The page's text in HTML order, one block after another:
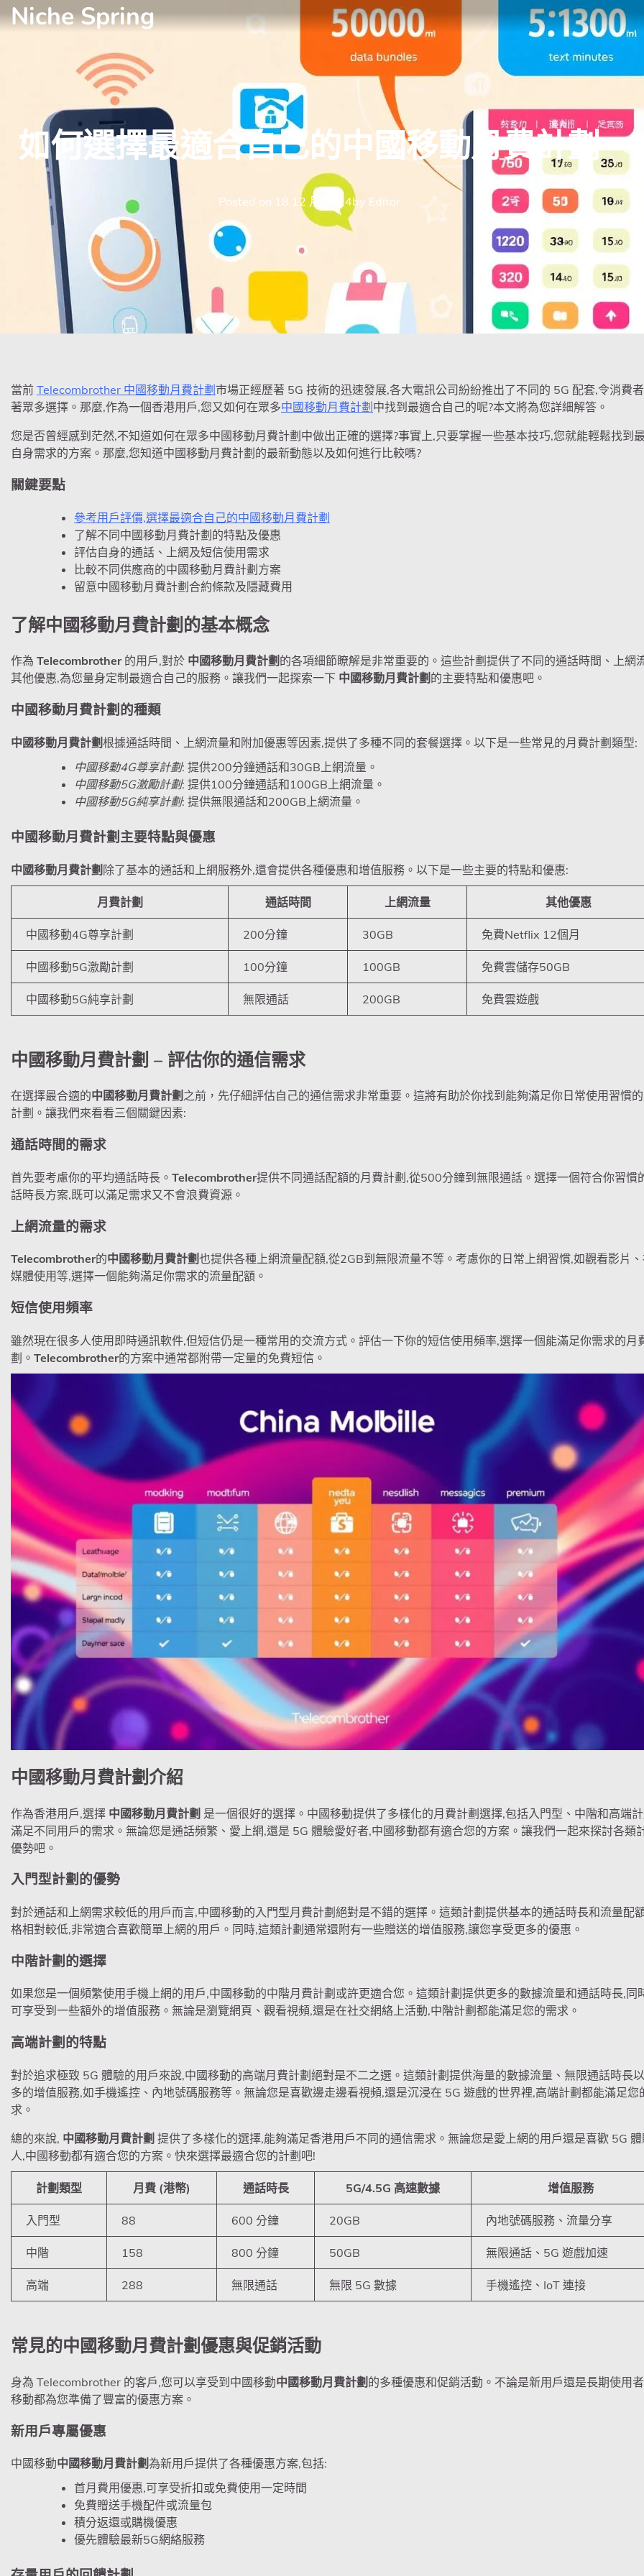
Skip
toNiche Spring
如何選擇最適合自己的中國移動月費計劃
Posted on 18 12 月 2024by Editor
當前 Telecombrother 中國移動月費計劃 市場正經歷著 5G 技術的迅速發展,各大電訊公司紛紛推出了不同的 5G 配套,令消費
著眾多選擇。那麼,作為一個香港用戶,您又如何在眾多中國移動月費計劃 中找到最適合自己的呢?本文將為您詳細解答。
您是否曾經感到茫然,不知道如何在眾多中國移動月費計劃 中做出正確的選擇?事實上,只要掌握一些基本技巧,您就能輕鬆找到
自身需求的方案。那麼,您知道中國移動月費計劃 的最新動態以及如何進行比較嗎?
關鍵要點
參考用戶評價,選擇最適合自己的中國移動月費計劃
了解不同中國移動月費計劃的特點及優惠
評估自身的通話、上網及短信使用需求
比較不同供應商的中國移動月費計劃方案
留意中國移動月費計劃合約條款及隱藏費用
了解中國移動月費計劃的基本概念
作為 Telecombrother的用戶,對於 中國移動月費計劃 的各項細節瞭解是非常重要的。這些計劃提供了不同的通話時間、上網
其他優惠,為您量身定制最適合自己的服務。讓我們一起探索一下 中國移動月費計劃 的主要特點和優惠吧。
中國移動月費計劃的種類
中國移動月費計劃根據通話時間、上網流量和附加優惠等因素,提供了多種不同的套餐選擇。以下是一些常見的月費計劃類型:
中國移動4G尊享計劃: 提供200分鐘通話和30GB上網流量。
中國移動5G激勵計劃: 提供100分鐘通話和100GB上網流量。
中國移動5G純享計劃: 提供無限通話和200GB上網流量。
中國移動月費計劃主要特點與優惠
中國移動月費計劃 除了基本的通話和上網服務外,還會提供各種優惠和增值服務。以下是一些主要的特點和優惠:
月費計劃 通話時間 上網流量 其他優惠
中國移動4G尊享計劃 200分鐘 30GB 免費Netflix 12個月
中國移動5G激勵計劃 100分鐘 100GB 免費雲儲存50GB
中國移動5G純享計劃 無限通話 200GB 免費雲遊戲
中國移動月費計劃 – 評估你的通信需求
在選擇最合適的中國移動月費計劃 之前，先仔細評估自己的通信需求非常重要。這將有助於你找到能夠滿足你日常使用習慣
計劃。讓我們來看看三個關鍵因素:
通話時間的需求
首先要考慮你的平均通話時長。 Telecombrother提供不同通話配額的月費計劃,從500分鐘到無限通話。選擇一個符合你習慣
話時長方案,既可以滿足需求又不會浪費資源。
上網流量的需求
Telecombrother的中國移動月費計劃也提供各種上網流量配額,從2GB到無限流量不等。考慮你的日常上網習慣,如觀看影片
媒體使用等,選擇一個能夠滿足你需求的流量配額。
短信使用頻率
雖然現在很多人使用即時通訊軟件,但短信仍是一種常用的交流方式。評估一下你的短信使用頻率,選擇一個能滿足你需求的月
劃。 Telecombrother的方案中通常都附帶一定量的免費短信。
中國移動月費計劃介紹
作為香港用戶,選擇 中國移動月費計劃 是一個很好的選擇。中國移動提供了多樣化的月費計劃選擇,包括入門型、中階和高端
滿足不同用戶的需求。無論您是通話頻繁、愛上網,還是 5G 體驗愛好者,中國移動都有適合您的方案。讓我們一起來探討各類
優勢吧。
入門型計劃的優勢
對於通話和上網需求較低的用戶而言,中國移動的入門型月費計劃絕對是不錯的選擇。這類計劃提供基本的通話時長和流量配
格相對較低,非常適合喜歡簡單上網的用戶。同時,這類計劃通常還附有一些贈送的增值服務,讓您享受更多的優惠。
中階計劃的選擇
如果您是一個頻繁使用手機上網的用戶,中國移動的中階月費計劃或許更適合您。這類計劃提供更多的數據流量和通話時長,同
可享受到一些額外的增值服務。無論是瀏覽網頁、觀看視頻,還是在社交網絡上活動,中階計劃都能滿足您的需求。
高端計劃的特點
對於追求極致 5G 體驗的用戶來說,中國移動的高端月費計劃絕對是不二之選。這類計劃提供海量的數據流量、無限通話時長
多的增值服務,如手機遙控、內地號碼服務等。無論您是喜歡邊走邊看視頻,還是沉浸在 5G 遊戲的世界裡,高端計劃都能滿足您
求。
總的來說, 中國移動月費計劃 提供了多樣化的選擇,能夠滿足香港用戶不同的通信需求。無論您是愛上網的用戶還是喜歡 5G
人,中國移動都有適合您的方案。快來選擇最適合您的計劃吧!
計劃類型 月費 (港幣) 通話時長 5G/4.5G 高速數據 增值服務
入門型 88 600 分鐘 20GB 內地號碼服務、流量分享
中階 158 800 分鐘 50GB 無限通話、5G 遊戲加速
高端 288 無限通話 無限 5G 數據 手機遙控、IoT 連接
常見的中國移動月費計劃優惠與促銷活動
身為 Telecombrother 的客戶,您可以享受到中國移動中國移動月費計劃 的多種優惠和促銷活動。不論是新用戶還是長期使用
移動都為您準備了豐富的優惠方案。
新用戶專屬優惠
中國移動中國移動月費計劃為新用戶提供了各種優惠方案,包括:
首月費用優惠,可享受折扣或免費使用一定時間
免費贈送手機配件或流量包
積分返還或購機優惠
優先體驗最新5G網絡服務